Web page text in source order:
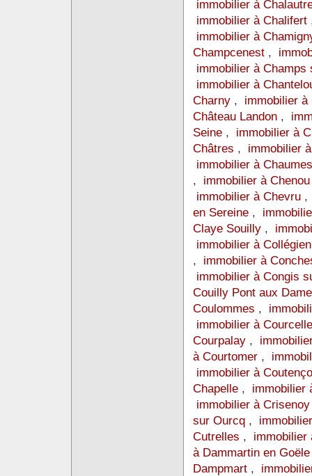
immobilier à
immobilier à Chalifert
immobilier à
Champcenest ,
immobilier à
immobilier à
Charny , immobilier
Château Landon ,
Seine , immobilier à
Châtres , immobilier
immobilier à
, immobilier à
immobilier à Chevru
en Sereine ,
Claye Souilly ,
immobilier à
, immobilier à
immobilier à Congis
Couilly Pont aux
Coulommes ,
immobilier à
Courpalay ,
à Courtomer ,
immobilier à
Chapelle , immobilier
immobilier à
sur Ourcq ,
Cutrelles ,
à Dammartin en
Dampmart ,